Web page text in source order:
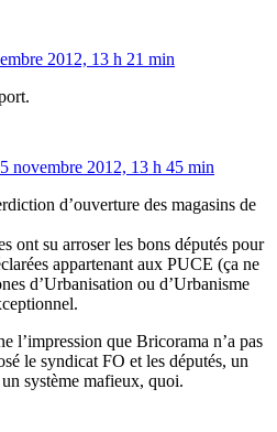
2012, 13 h 21 min
5 novembre 2012, 13 h 45 min
d’ouverture des magasins de
ont su arroser les bons députés pour
appartenant aux PUCE (ça ne
d’Urbanisation ou d’Urbanisme
l’impression que Bricorama n’a pas
le syndicat FO et les députés, un
système mafieux, quoi.